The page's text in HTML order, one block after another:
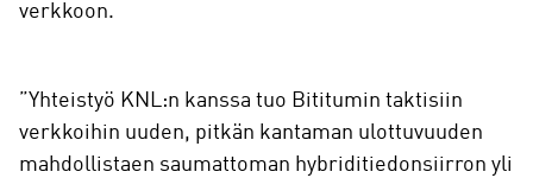
verkkoon.
”Yhteistyö KNL:n kanssa tuo Bititumin taktisiin
verkkoihin uuden, pitkän kantaman ulottuvuuden
mahdollistaen saumattoman hybriditiedonsiirron yli